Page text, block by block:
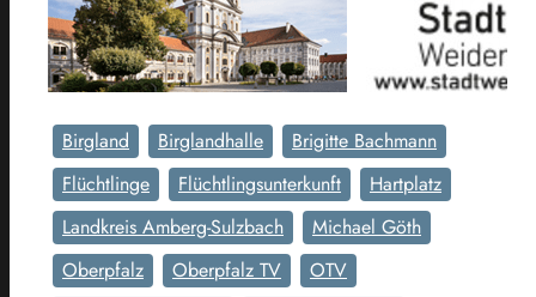
Birgland Birglandhalle
Brigitte Bachmann
Flüchtlinge
Flüchtlingsunterkunft
Hartplatz
Landkreis Amberg-Sulzbach
Michael Göth
Oberpfalz
Oberpfalz TV
OTV